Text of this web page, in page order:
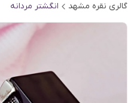
گالری نقره مشهد انگشتر مردانه